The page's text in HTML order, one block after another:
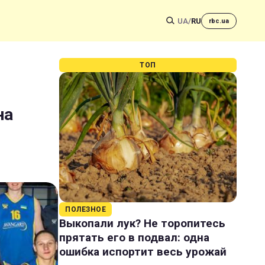
UA/RU rbc.ua
ТОП
ПОЛЕЗНОЕ
Выкопали лук? Не торопитесь
прятать его в подвал: одна
ошибка испортит весь урожай